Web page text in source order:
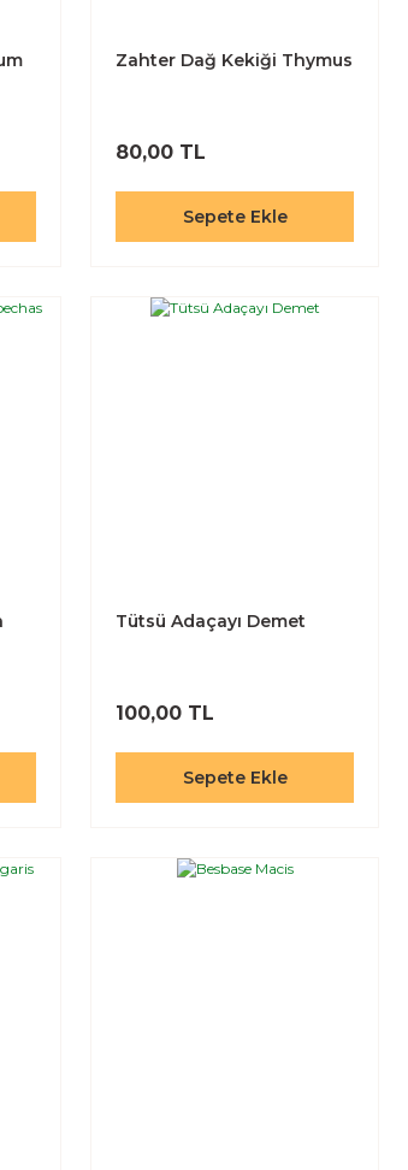
Zahter Dağ Kekiği Thymus
80,00 TL
Sepete Ekle
Tütsü Adaçayı Demet
100,00 TL
Sepete Ekle